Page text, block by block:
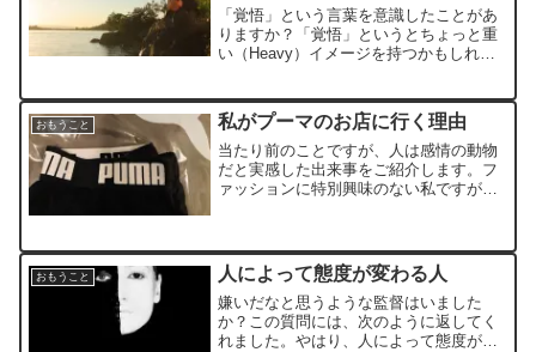
「覚悟」という言葉を意識したことがあ
りますか？「覚悟」というとちょっと重
い（Heavy）イメージを持つかもしれま
「選択」の連続であり、その「選択」の
中に「覚悟」が存在します。
おもうこと 私がプーマのお店に行く理由
当たり前のことですが、人は感情の動物
だと実感した出来事をご紹介します。フ
ァッションに特別興味のない私ですが、
で40分ほどで行けるのですが、その時は
もうワクワクなのです。...
おもうこと 人によって態度が変わる人
嫌いだなと思うような監督はいました
か？この質問には、次のように返してく
れました。やはり、人によって態度が変